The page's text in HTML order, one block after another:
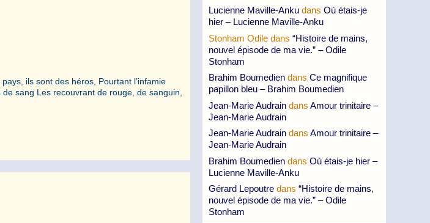
ils sont des héros, Pourtant l’infamie
sang Les recouvrant de rouge, de sanguin,
Lucienne Maville-Anku dans Où étais-je
hier – Lucienne Maville-Anku
Stonham Odile dans “Histoire de mains,
nouvel épisode de ma vie.” – Odile
Stonham
Brahim Boumedien dans Ce magnifique
papillon bleu – Brahim Boumedien
Jean-Marie Audrain dans Amour trinitaire –
Jean-Marie Audrain
Jean-Marie Audrain dans Amour trinitaire –
Jean-Marie Audrain
Brahim Boumedien dans Où étais-je hier –
Lucienne Maville-Anku
Gérard Lepoutre dans “Histoire de mains,
nouvel épisode de ma vie.” – Odile
Stonham